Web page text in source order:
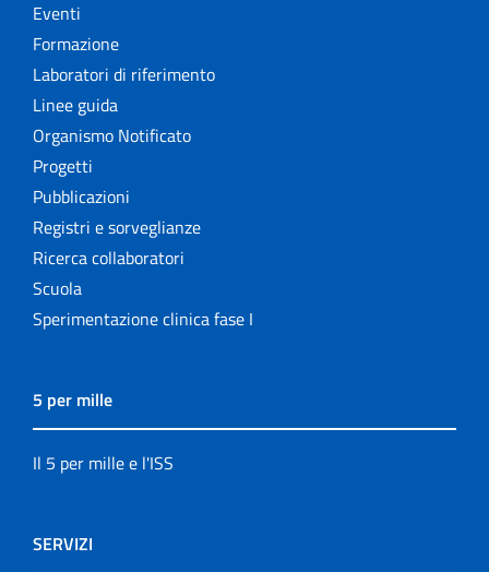
Eventi
Formazione
Laboratori di riferimento
Linee guida
Organismo Notificato
Progetti
Pubblicazioni
Registri e sorveglianze
Ricerca collaboratori
Scuola
Sperimentazione clinica fase I
5 per mille
Il 5 per mille e l'ISS
SERVIZI